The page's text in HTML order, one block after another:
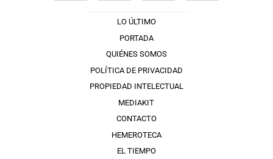
LO ÚLTIMO
PORTADA
QUIÉNES SOMOS
POLÍTICA DE PRIVACIDAD
PROPIEDAD INTELECTUAL
MEDIAKIT
CONTACTO
HEMEROTECA
EL TIEMPO